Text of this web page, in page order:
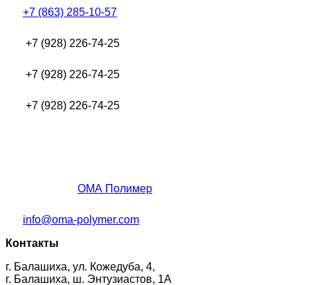
+7 (863) 285-10-57
+7 (928) 226-74-25
+7 (928) 226-74-25
+7 (928) 226-74-25
ОМА Полимер
info@oma-polymer.com
Контакты
г. Балашиха, ул. Кожедуба, 4,
г. Балашиха, ш. Энтузиастов, 1А